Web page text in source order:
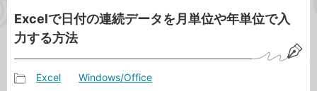
ト
Excelで日付の連続データを月単位や年単位で入
力する方法
Excel Windows/Office